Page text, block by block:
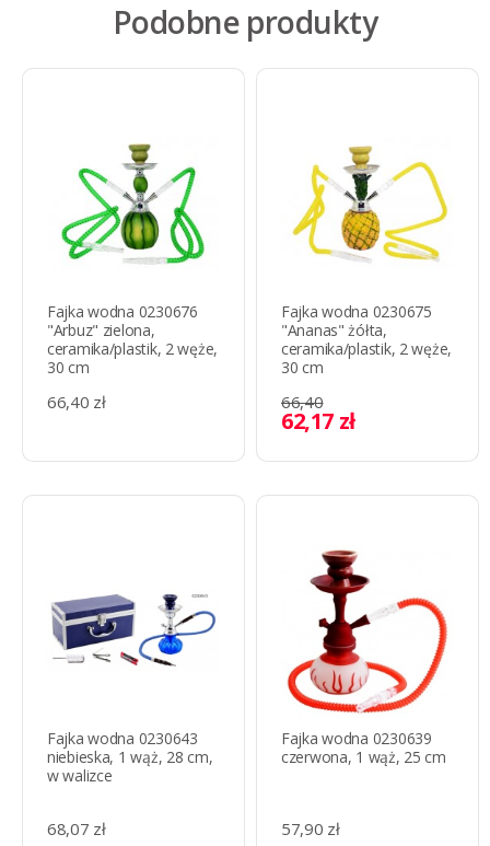
Podobne produkty
Fajka wodna 0230676
"Arbuz" zielona,
ceramika/plastik, 2 węże,
30 cm
66,40 zł
Fajka wodna 0230675
"Ananas" żółta,
ceramika/plastik, 2 węże,
30 cm
66,40
62,17 zł
Fajka wodna 0230643
niebieska, 1 wąż, 28 cm,
w walizce
68,07 zł
Fajka wodna 0230639
czerwona, 1 wąż, 25 cm
57,90 zł